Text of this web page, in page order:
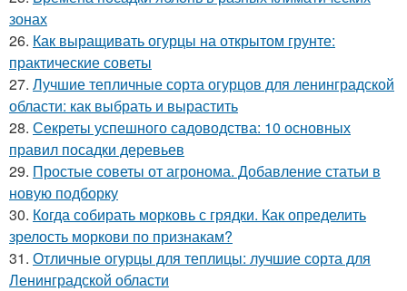
зонах
26. Как выращивать огурцы на открытом грунте:
практические советы
27. Лучшие тепличные сорта огурцов для ленинградской
области: как выбрать и вырастить
28. Секреты успешного садоводства: 10 основных
правил посадки деревьев
29. Простые советы от агронома. Добавление статьи в
новую подборку
30. Когда собирать морковь с грядки. Как определить
зрелость моркови по признакам?
31. Отличные огурцы для теплицы: лучшие сорта для
Ленинградской области